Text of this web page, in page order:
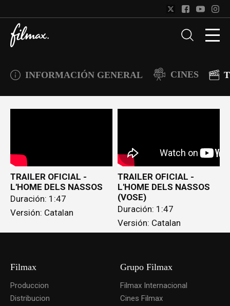
INFORMACIÓN GENERAL CINES
TRAILER OFICIAL -
L'HOME DELS NASSOS
Duración: 1:47
Versión: Catalan
TRAILER OFICIAL -
L'HOME DELS NASSOS
(VOSE)
Duración: 1:47
Versión: Catalan
Filmax
Produccion
Distribucion
Grupo Filmax
Filmax Internacional
Cines Filmax